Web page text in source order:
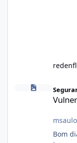
Vulnerabilidade no
Bom